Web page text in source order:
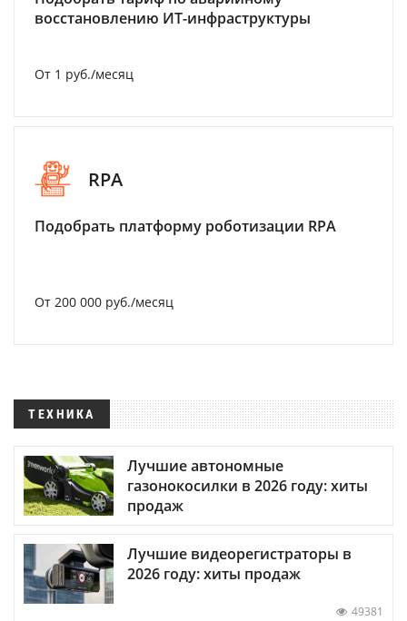
восстановлению ИТ-инфраструктуры
От 1 руб./месяц
RPA
Подобрать платформу роботизации RPA
От 200 000 руб./месяц
ТЕХНИКА
Лучшие автономные
газонокосилки в 2026 году: хиты
продаж
Лучшие видеорегистраторы в
2026 году: хиты продаж
49381